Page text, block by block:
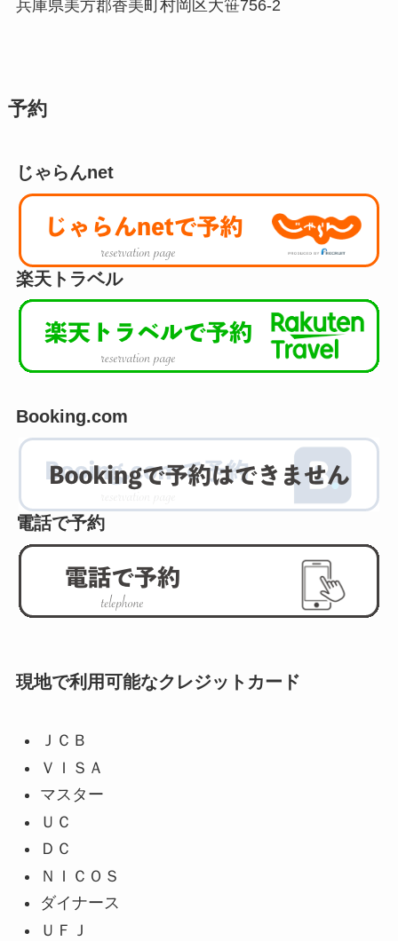
兵庫県美方郡香美町村岡区大笹756-2
予約
じゃらんnet
楽天トラベル
Booking.com
電話で予約
現地で利用可能なクレジットカード
ＪＣＢ
ＶＩＳＡ
マスター
ＵＣ
ＤＣ
ＮＩＣＯＳ
ダイナース
ＵＦＪ